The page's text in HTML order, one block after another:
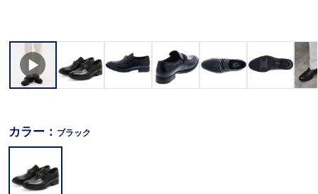
カラー： ブラック